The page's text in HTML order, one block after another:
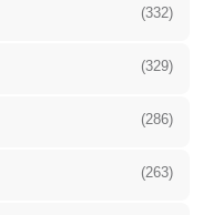
(332)
(329)
(286)
(263)